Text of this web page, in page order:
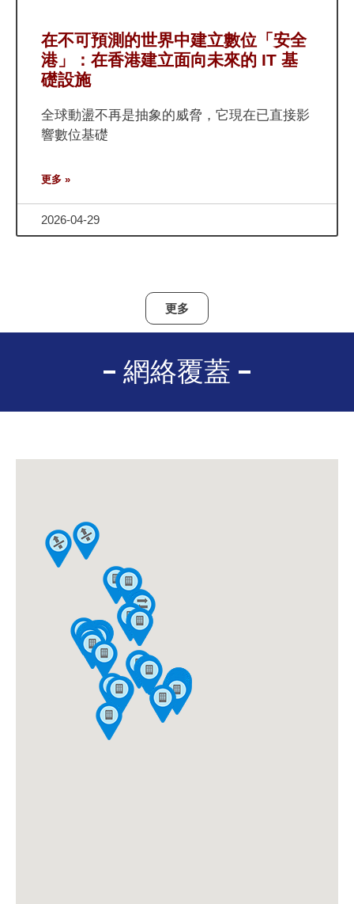
在不可預測的世界中建立數位「安全
港」：在香港建立面向未來的 IT 基
礎設施
全球動盪不再是抽象的威脅，它現在已直接影
響數位基礎
更多 »
2026-04-29
更多
網絡覆蓋